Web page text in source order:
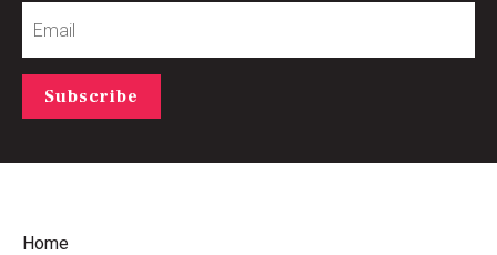
Subscribe
Home